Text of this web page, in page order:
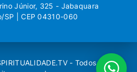
Júnior, 325 - Jabaquara
SP | CEP 04310-060
- Todos os